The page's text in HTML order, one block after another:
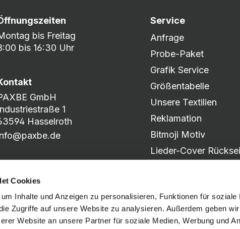
Cookies
Inhalte und Anzeigen zu personalisieren, Funktionen für soziale
Zugriffe auf unsere Website zu analysieren. Außerdem geben
Website an unsere Partner für soziale Medien, Werbung und
bis Freitag
bis 16:30 Uhr
GmbH
1
Hasselroth
Service
Anfrage
Probe-Paket
Grafik Service
Größentabelle
Unsere Textilien
Reklamation
Bitmoji Motiv
Lieder-Cover
Social Media